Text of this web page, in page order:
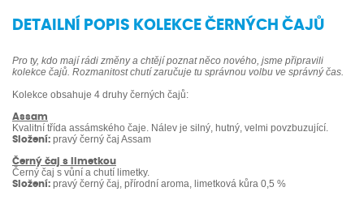
DETAILNÍ POPIS KOLEKCE ČERNÝCH ČAJŮ
Pro ty, kdo mají rádi změny a chtějí poznat něco nového, jsme připravili
kolekce čajů. Rozmanitost chutí zaručuje tu správnou volbu ve správný čas.
Kolekce obsahuje 4 druhy černých čajů:
Assam
Kvalitní třída assámského čaje. Nálev je silný, hutný, velmi povzbuzující.
Složení: pravý černý čaj Assam
Černý čaj s limetkou
Černý čaj s vůní a chutí limetky.
Složení: pravý černý čaj, přírodní aroma, limetková kůra 0,5 %